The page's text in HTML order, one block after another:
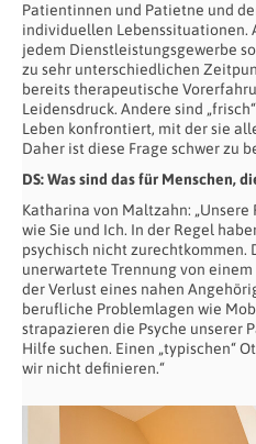
Patientinnen und Patietne und
individuellen Lebenssituationen.
jedem Dienstleistungsgewerbe
zu sehr unterschiedlichen
bereits therapeutische
Leidensdruck. Andere sind
Leben konfrontiert, mit der sie
Daher ist diese Frage schwer zu
DS: Was sind das für Menschen,
Katharina von Maltzahn:
wie Sie und Ich. In der Regel
psychisch nicht zurechtkommen.
unerwartete Trennung von
der Verlust eines nahen
berufliche Problemlagen wie
strapazieren die Psyche unserer
Hilfe suchen. Einen „typischen“
wir nicht definieren.“